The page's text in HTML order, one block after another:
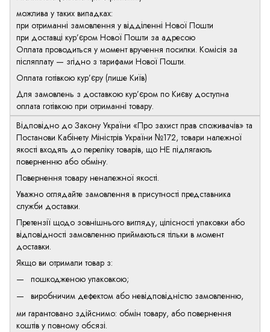
можлива у таких випадках:
при отриманні замовлення у відділенні Нової Пошти
при доставці кур’єром Нової Пошти за адресою
Оплата проводиться у момент вручення посилки. Комісія за
післяплату — згідно з тарифами Нової Пошти.
Оплата готівкою кур’єру (лише Київ)
Для замовлень з доставкою кур’єром по Києву доступна
оплата готівкою при отриманні товару.
Відповідно до Закону України «Про захист прав споживачів» та
Постанови Кабінету Міністрів України №172, товари належної
якості входять до переліку товарів, що НЕ підлягають
поверненню або обміну.
Повернення товару неналежної якості.
Уважно оглядайте замовлення в присутності представника
служби доставки.
Претензії щодо зовнішнього вигляду, цілісності упаковки або
відповідності замовленню приймаються тільки в момент
доставки.
Якщо ви отримали товар з:
пошкодженою упаковкою;
виробничим дефектом або невідповідністю замовленню,
ми гарантовано здійснимо: обмін товару, або повернення
коштів у повному обсязі.